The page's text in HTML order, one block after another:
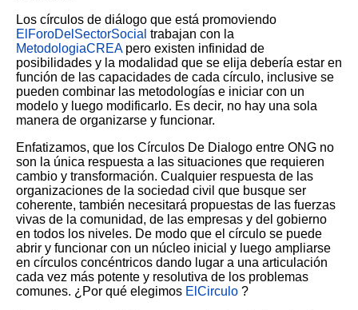
Los círculos de diálogo que está promoviendo
ElForoDelSectorSocial trabajan con la
MetodologiaCREApero existen infinidad de
posibilidades y la modalidad que se elija debería estar en
función de las capacidades de cada círculo, inclusive se
pueden combinar las metodologías e iniciar con un
modelo y luego modificarlo. Es decir, no hay una sola
manera de organizarse y funcionar.
Enfatizamos, que los Círculos De Dialogo entre ONG no
son la única respuesta a las situaciones que requieren
cambio y transformación. Cualquier respuesta de las
organizaciones de la sociedad civil que busque ser
coherente, también necesitará propuestas de las fuerzas
vivas de la comunidad, de las empresas y del gobierno
en todos los niveles. De modo que el círculo se puede
abrir y funcionar con un núcleo inicial y luego ampliarse
en círculos concéntricos dando lugar a una articulación
cada vez más potente y resolutiva de los problemas
comunes. ¿Por qué elegimos ElCirculo ?